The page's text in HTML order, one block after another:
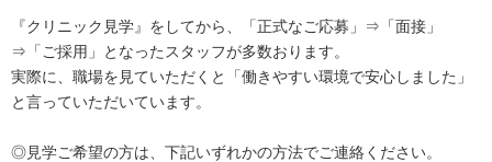
『クリニック見学』をしてから、「正式なご応募」⇒「面接」
⇒「ご採用」となったスタッフが多数おります。
実際に、職場を見ていただくと「働きやすい環境で安心しました」
と言っていただいています。
◎見学ご希望の方は、下記いずれかの方法でご連絡ください。